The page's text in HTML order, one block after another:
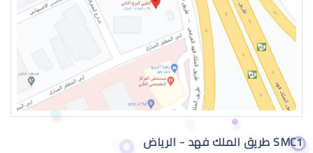
اعراض الماء الازرق بالعين
SMC1 طريق الملك فهد - الرياض